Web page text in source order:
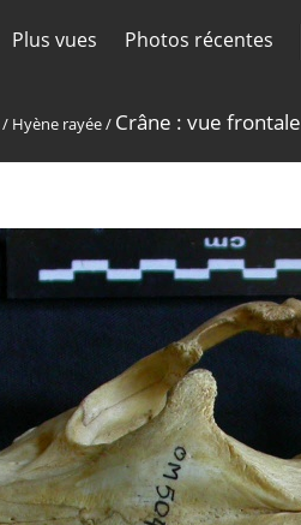
Plus vues Photos récentes
/ Hyène rayée/ Crâne : vue frontale